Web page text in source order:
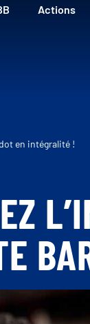
Actions
en intégralité !